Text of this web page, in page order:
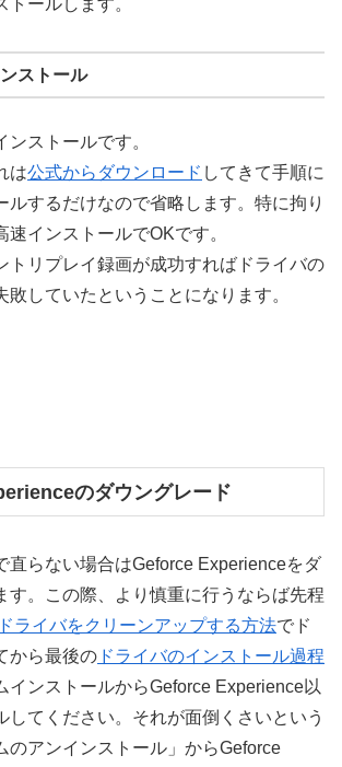
トールします。
ストール
ストールです。
は公式からダウンロード してきて手順に
ルするだけなので省略します。特に拘り
速インストールでOKです。
トリプレイ録画が成功すればドライバの
敗していたということになります。
のダウングレード
直らない場合はGeforce Experienceをダ
す。この際、より慎重に行うならば先程
ライバをクリーンアップする方法でド
から最後の ドライバのインストール過程
インストールからGeforce Experience以
してください。それが面倒くさいという
のアンインストール」からGeforce